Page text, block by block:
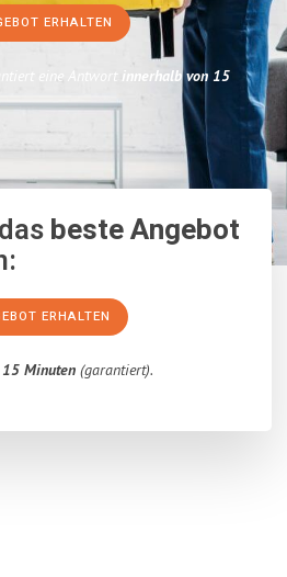
ERHALTEN
eine Antwort innerhalb von 15
beste Angebot
ERHALTEN
Minuten(garantiert).